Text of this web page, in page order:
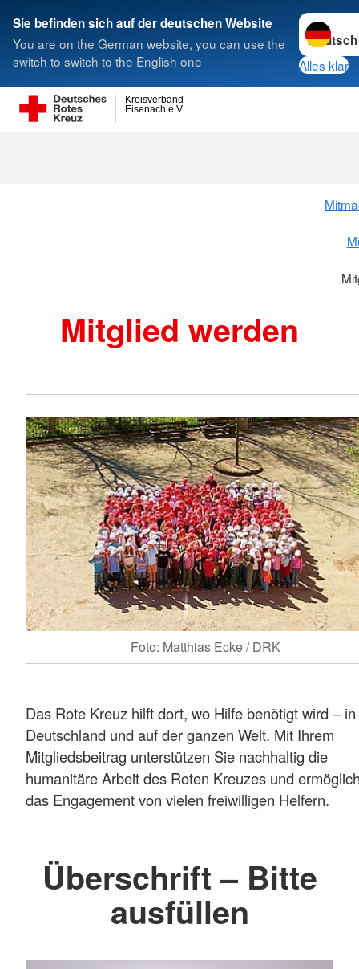
Sie befinden sich auf der deutschen Website
You are on the German website, you can use the
switch to switch to the English one
Sprache
Alles klar
Eisenach e.V.
Kreisverband
Suche
Mitglied werden
Foto: Matthias Ecke / DRK
Das Rote Kreuz hilft dort, wo Hilfe benötigt wird – in
Deutschland und auf der ganzen Welt. Mit Ihrem
Mitgliedsbeitrag unterstützen Sie nachhaltig die
humanitäre Arbeit des Roten Kreuzes und
das Engagement von vielen freiwilligen Helfern.
Überschrift – Bitte
ausfüllen